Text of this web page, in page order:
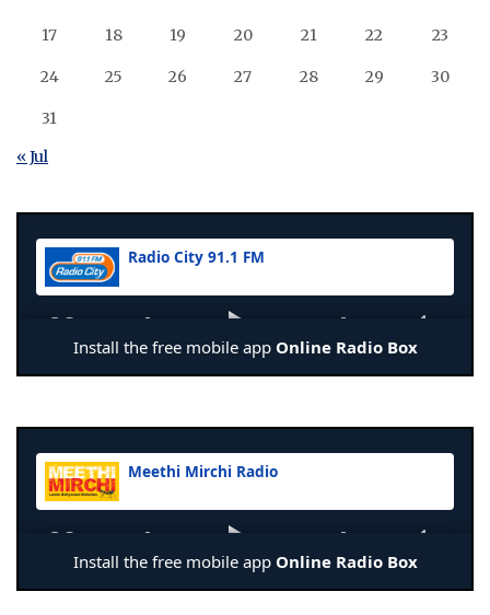
17 18 19 20 21 22 23
24 25 26 27 28 29 30
31
« Jul